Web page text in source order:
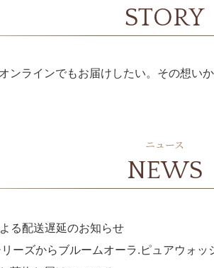
STORY
ンラインでもお届けしたい。その想い
ニュース
NEWS
る配送遅延のお知らせ
ーズからブルームオーラ.ピュアウォ